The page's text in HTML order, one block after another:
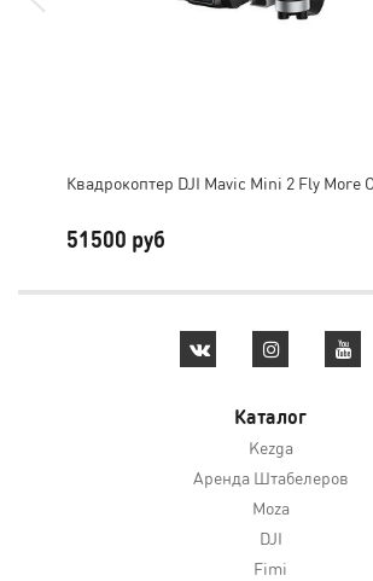
Квадрокоптер DJI Mavic Mini 2 Fly More
51500 руб
Каталог
Kezga
Аренда Штабелеров
Moza
DJI
Fimi